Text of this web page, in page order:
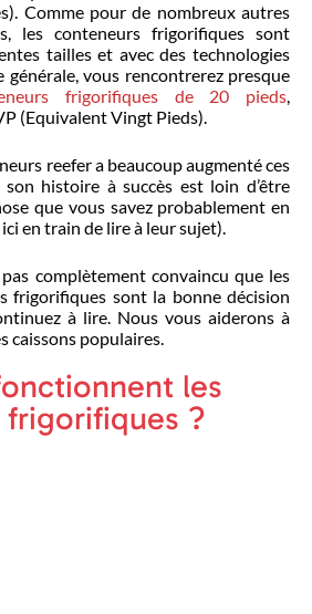
Comme pour de nombreux autres
les conteneurs frigorifiques sont
tailles et avec des technologies
générale, vous rencontrerez presque
frigorifiques de 20 pieds,
(Equivalent Vingt Pieds).
reefer a beaucoup augmenté ces
son histoire à succès est loin d’être
que vous savez probablement en
en train de lire à leur sujet).
complètement convaincu que les
frigorifiques sont la bonne décision
à lire. Nous vous aiderons à
caissons populaires.
les
?